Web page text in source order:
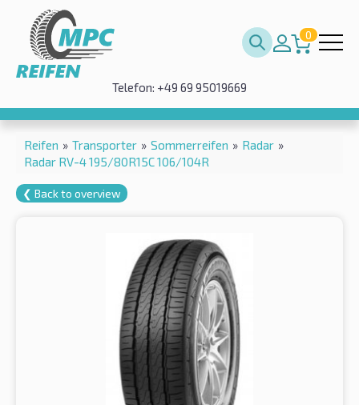
0
Telefon: +49 69 95019669
Reifen » Transporter » Sommerreifen » Radar »
Radar RV-4 195/80R15C 106/104R
❮ Back to overview